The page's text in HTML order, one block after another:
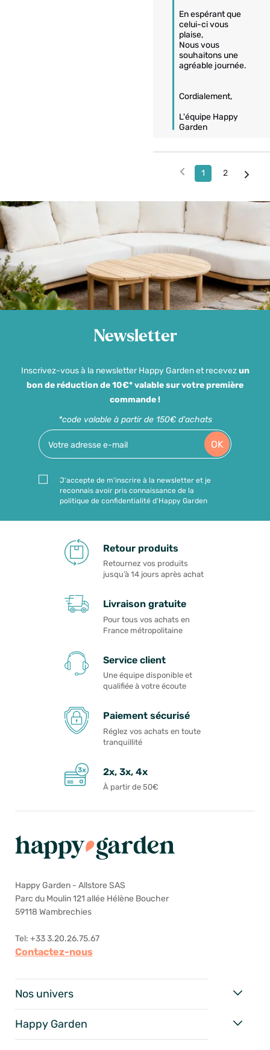
En espérant que
celui-ci vous
plaise,
Nous vous
souhaitons une
agréable journée.
Cordialement,
L'équipe Happy
Garden
1 2
Newsletter
Inscrivez-vous à la newsletter Happy Garden et recevezun
bon de réduction de 10€* valable sur votre première
commande !
*code valable à partir de 150€ d'achats
OK
J'accepte de m'inscrire à la newsletter et je
reconnais avoir pris connaissance de la
politique de confidentialité d'Happy Garden
Retour produits
Retournez vos produits
jusqu’à 14 jours après achat
Livraison gratuite
Pour tous vos achats en
France métropolitaine
Service client
Une équipe disponible et
qualifiée à votre écoute
Paiement sécurisé
Réglez vos achats en toute
tranquillité
2x, 3x, 4x
À partir de 50€
Happy Garden - Allstore SAS
Parc du Moulin 121 allée Hélène Boucher
59118 Wambrechies
Tel: +33 3.20.26.75.67
Contactez-nous
Nos univers
Happy Garden